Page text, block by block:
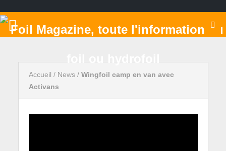
Accueil / News/ Wingfoil camp en van avec
Activans